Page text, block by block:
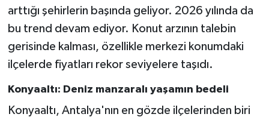
arttığı şehirlerin başında geliyor. 2026 yılında da
bu trend devam ediyor. Konut arzının talebin
gerisinde kalması, özellikle merkezi konumdaki
ilçelerde fiyatları rekor seviyelere taşıdı.
Konyaaltı: Deniz manzaralı yaşamın bedeli
Konyaaltı, Antalya'nın en gözde ilçelerinden biri